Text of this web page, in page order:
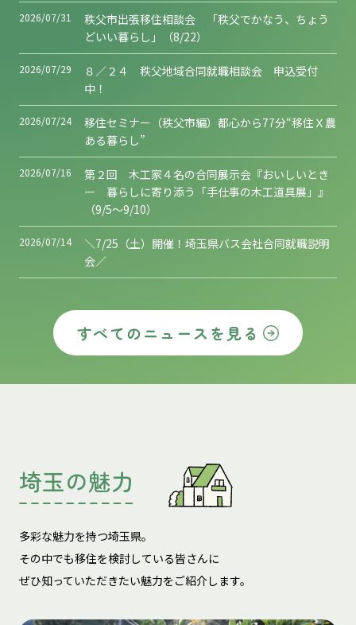
2026/07/31
秩父市出張移住相談会 「秩父でかなう、ちょう
どいい暮らし」（8/22）
2026/07/29
８／２４ 秩父地域合同就職相談会 申込受付
中！
2026/07/24
移住セミナー（秩父市編）都心から77分“移住Ｘ農
ある暮らし”
2026/07/16
第２回 木工家４名の合同展示会『おいしいとき
ー 暮らしに寄り添う「手仕事の木工道具展」』
（9/5～9/10）
2026/07/14
＼7/25（土）開催！埼玉県バス会社合同就職説明
会／
すべてのニュースを見る
埼玉の魅力
多彩な魅力を持つ埼玉県。
その中でも移住を検討している皆さんに
ぜひ知っていただきたい魅力をご紹介します。